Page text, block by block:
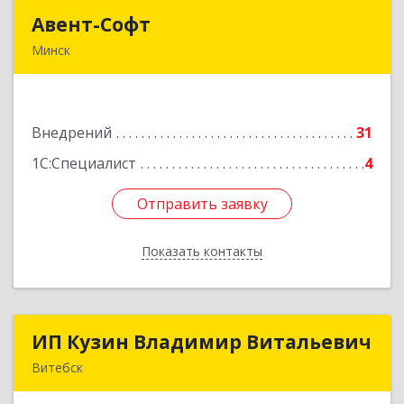
Авент-Софт
Минск
Внедрений
31
1С:Специалист
4
Отправить заявку
Показать контакты
Подробнее
Отправить заявку
Назад
ИП Кузин Владимир Витальевич
Витебск
ИП Кузин Владимир Витальевич